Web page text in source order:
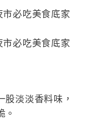
淡淡香料味，
。